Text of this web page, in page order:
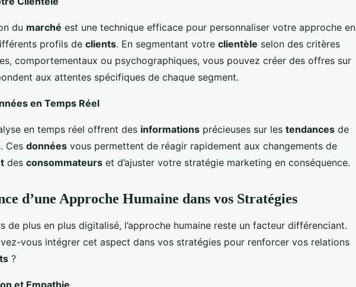
du marché est une technique efficace pour personnaliser votre approche en
profils de clients. En segmentant votre clientèle selon des critères
comportementaux ou psychographiques, vous pouvez créer des offres sur
aux attentes spécifiques de chaque segment.
en Temps Réel
en temps réel offrent des informations précieuses sur les tendances de
Ces données vous permettent de réagir rapidement aux changements de
des consommateurs et d’ajuster votre stratégie marketing en conséquence.
d’une Approche Humaine dans vos Stratégies
de plus en plus digitalisé, l’approche humaine reste un facteur différenciant.
vous intégrer cet aspect dans vos stratégies pour renforcer vos relations
?
et Empathie